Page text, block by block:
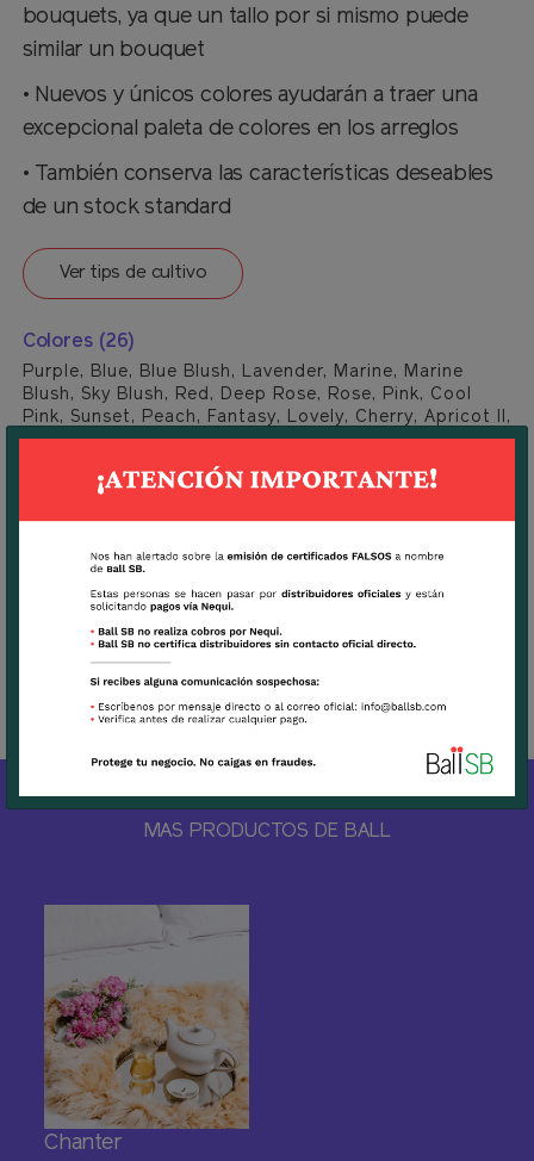
bouquets, ya que un tallo por si mismo puede
similar un bouquet
• Nuevos y únicos colores ayudarán a traer una
excepcional paleta de colores en los arreglos
• También conserva las características deseables
de un stock standard
Ver tips de cultivo
Colores (26)
Purple, Blue, Blue Blush, Lavender, Marine, Marine
Blush, Sky Blush, Red, Deep Rose, Rose, Pink, Cool
Pink, Sunset, Peach, Fantasy, Lovely, Cherry, Apricot II,
Rainbow, Red Purple, Deep Pink Blush, Pink Blush,
Light Pink Blush, Deep Yellow, Yellow II, White.
MAS PRODUCTOS DE BALL
Chanter